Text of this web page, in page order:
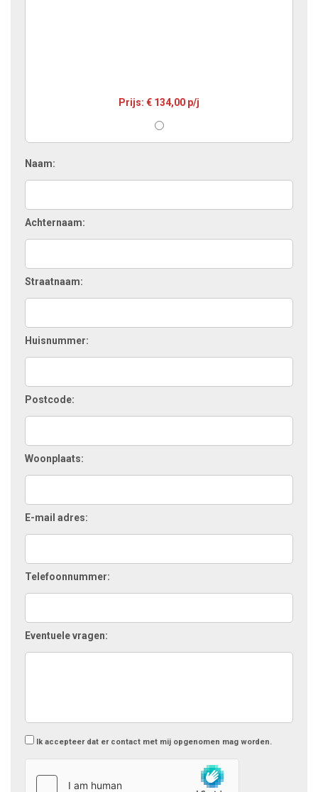
Prijs: € 134,00 p/j
Naam:
Achternaam:
Straatnaam:
Huisnummer:
Postcode:
Woonplaats:
E-mail adres:
Telefoonnummer:
Eventuele vragen:
Ik accepteer dat er contact met mij opgenomen mag worden.